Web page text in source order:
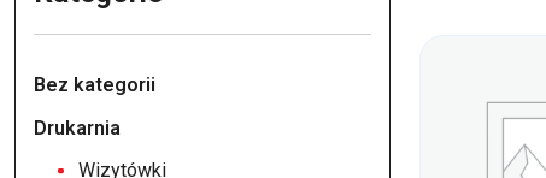
Bez kategorii
Drukarnia
Wizytówki